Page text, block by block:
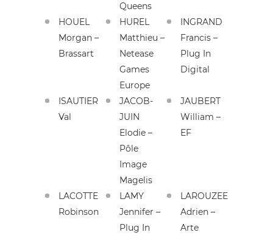
Queens
HOUEL
Morgan –
Brassart
HUREL
Matthieu –
Netease
Games
Europe
INGRAND
Francis –
Plug In
Digital
ISAUTIER
Val
JACOB-
JUIN
Elodie –
Pôle
Image
Magelis
JAUBERT
William –
EF
LACOTTE
Robinson
LAMY
Jennifer –
Plug In
LAROUZEE
Adrien –
Arte